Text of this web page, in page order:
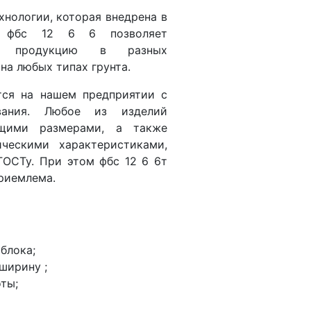
которая внедрена в
фбс 12 6 6 позволяет
продукцию в разных
любых типах грунта.
на нашем предприятии с
Любое из изделий
размерами, а также
характеристиками,
При этом фбс 12 6 6т
;